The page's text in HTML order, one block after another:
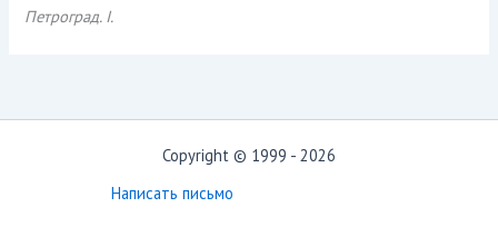
Петроград. I.
Copyright © 1999 - 2026
Написать письмо